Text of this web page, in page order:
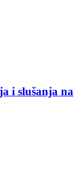
i slušanja na